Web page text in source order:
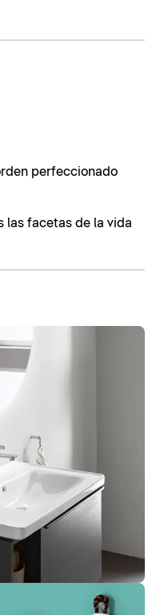
perfeccionado
las facetas de la vida